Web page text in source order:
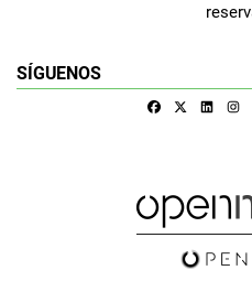
SÍGUENOS
Facebook